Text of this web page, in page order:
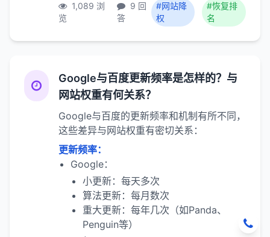
1,089 浏
览
9 回
答
#网站降
权
#恢复排
名
Google与百度更新频率是怎样的？与
网站权重有何关系？
Google与百度的更新频率和机制有所不同，
这些差异与网站权重有密切关系：
更新频率：
Google：
小更新：每天多次
算法更新：每月数次
重大更新：每年几次（如Panda、
Penguin等）